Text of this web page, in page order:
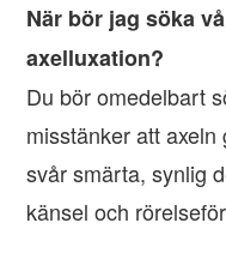
När bör jag söka
axelluxation?
Du bör omedelbart
misstänker att
svår smärta, synlig
känsel och